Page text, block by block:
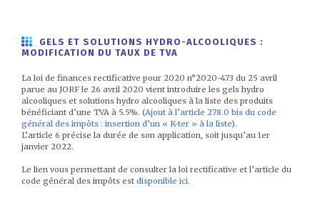
GELS ET SOLUTIONS HYDRO-ALCOOLIQUES :
MODIFICATION DU TAUX DE TVA
La loi de finances rectificative pour 2020 n°2020-473 du 25 avril
parue au JORF le 26 avril 2020 vient introduire les gels hydro
alcooliques et solutions hydro alcooliques à la liste des produits
bénéficiant d’une TVA à 5.5%. (Ajout à l’article 278.0 bis du code
général des impôts : insertion d’un « K-ter » à la liste).
L’article 6 précise la durée de son application, soit jusqu’au 1er
janvier 2022.
Le lien vous permettant de consulter la loi rectificative et l’article du
code général des impôts est disponible ici.